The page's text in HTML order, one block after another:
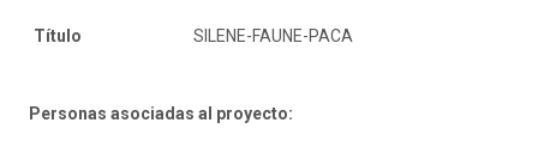
Título SILENE-FAUNE-PACA
Personas asociadas al proyecto: